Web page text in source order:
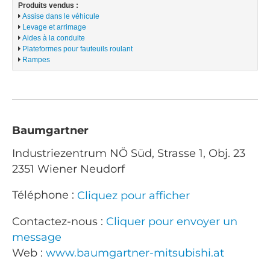
Produits vendus :
Assise dans le véhicule
Levage et arrimage
Aides à la conduite
Plateformes pour fauteuils roulant
Rampes
Baumgartner
Industriezentrum NÖ Süd, Strasse 1, Obj. 23
2351 Wiener Neudorf
Téléphone : Cliquez pour afficher
Contactez-nous : Cliquer pour envoyer un
message
Web : www.baumgartner-mitsubishi.at